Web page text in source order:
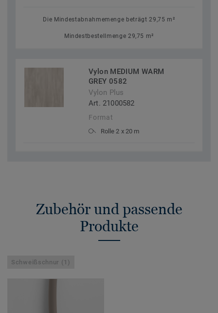
Die Mindestabnahmemenge beträgt 29,75 m²
Mindestbestellmenge 29,75 m²
Vylon MEDIUM WARM
GREY 0582
Vylon Plus
Art. 21000582
Format
Rolle 2 x 20 m
Zubehör und passende
Produkte
Schweißschnur (1)